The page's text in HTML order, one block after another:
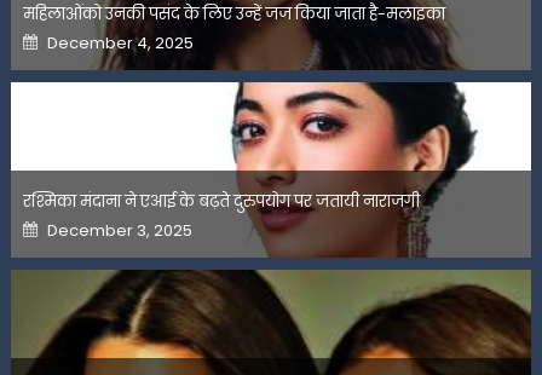
महिलाओंको उनकी पसंद के लिए उन्हें जज किया जाता है-मलाइका
Posted
on
December 4, 2025
रश्मिका मंदाना ने एआई के बढ़ते दुरुपयोग पर जतायी नाराजगी
Posted
on
December 3, 2025